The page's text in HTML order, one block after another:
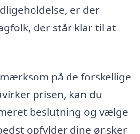
er der
der står klar til at
på de forskellige
prisen, kan du
beslutning og vælge
opfylder dine ønsker